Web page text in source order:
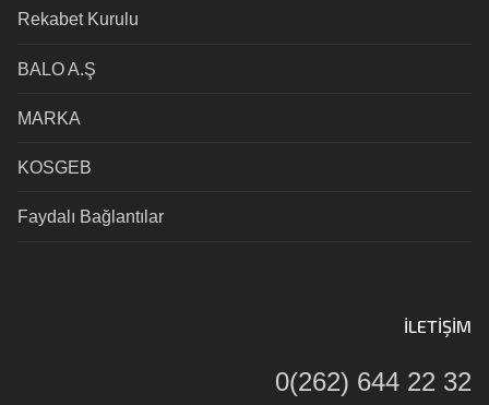
Rekabet Kurulu
BALO A.Ş
MARKA
KOSGEB
Faydalı Bağlantılar
İLETIŞIM
0(262) 644 22 32